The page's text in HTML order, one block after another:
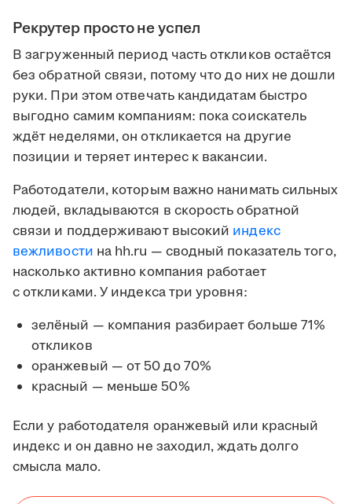
Рекрутер просто не успел
В загруженный период часть откликов остаётся
без обратной связи, потому что до них не дошли
руки. При этом отвечать кандидатам быстро
выгодно самим компаниям: пока соискатель
ждёт неделями, он откликается на другие
позиции и теряет интерес к вакансии.
Работодатели, которым важно нанимать сильных
людей, вкладываются в скорость обратной
связи и поддерживают высокий индекс
вежливости на hh.ru — сводный показатель того,
насколько активно компания работает
с откликами. У индекса три уровня:
зелёный — компания разбирает больше 71%
откликов
оранжевый — от 50 до 70%
красный — меньше 50%
Если у работодателя оранжевый или красный
индекс и он давно не заходил, ждать долго
смысла мало.